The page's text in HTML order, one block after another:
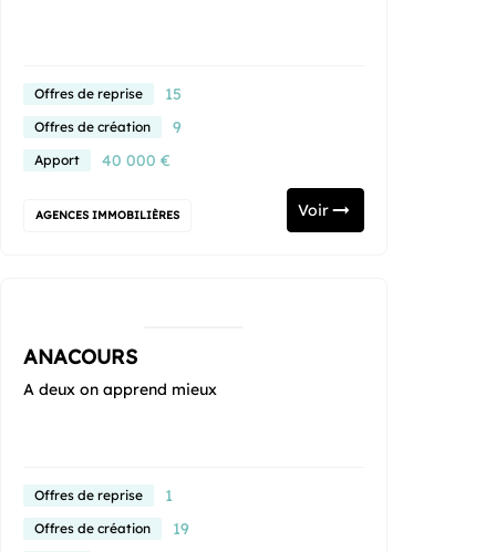
Offres de reprise 15
Offres de création 9
Apport 40 000 €
AGENCES IMMOBILIÈRES Voir
ANACOURS
A deux on apprend mieux
Offres de reprise 1
Offres de création 19